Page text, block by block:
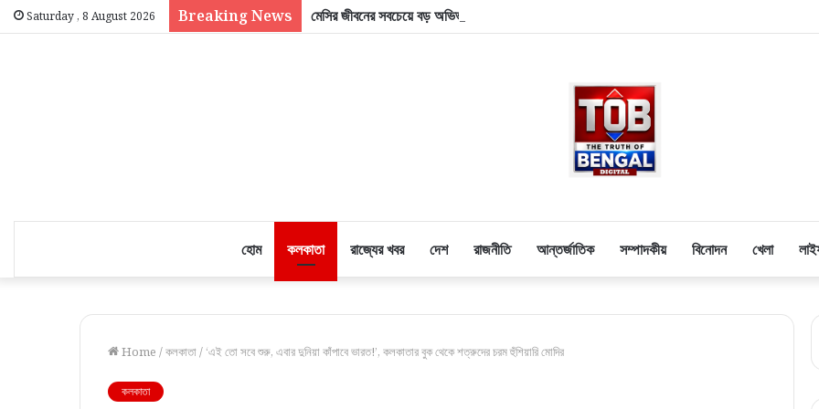
Saturday , 8 August 2026 Breaking News মেসির জীবনের সবচেয়ে বড় অভিভাবকের বিদায়! প্রয়াত ফুটবলের জাদুকরের বাবা হোর্হে মেসি
হোম কলকাতা রাজ্যের খবর দেশ রাজনীতি আন্তর্জাতিক সম্পাদকীয় বিনোদন খেলা
Home /কলকাতা / ‘এই তো সবে শুরু, এবার দুনিয়া কাঁপাবে ভারত!’, কলকাতার বুক থেকে শত্রুদের চরম হুঁশিয়ারি মোদির
কলকাতা